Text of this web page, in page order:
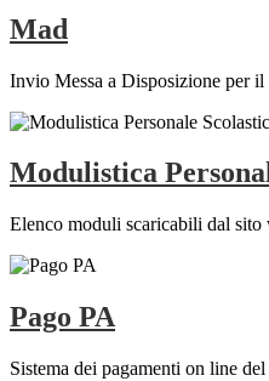
Mad
Invio Messa a Disposizione per il
Modulistica
Elenco moduli scaricabili dal sito
Pago PA
Sistema dei pagamenti on line